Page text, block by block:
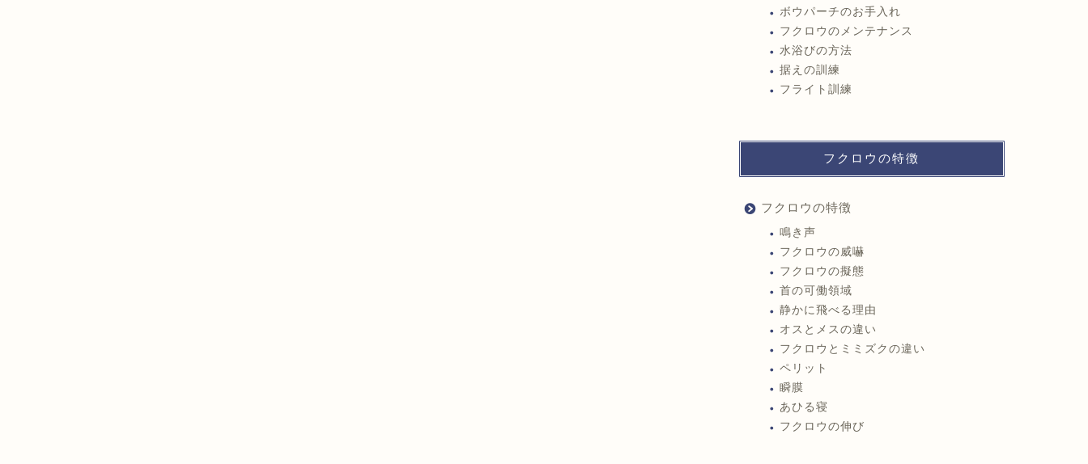
ボウパーチのお手入れ
フクロウのメンテナンス
水浴びの方法
据えの訓練
フライト訓練
フクロウの特徴
フクロウの特徴
鳴き声
フクロウの威嚇
フクロウの擬態
首の可働領域
静かに飛べる理由
オスとメスの違い
フクロウとミミズクの違い
ペリット
瞬膜
あひる寝
フクロウの伸び